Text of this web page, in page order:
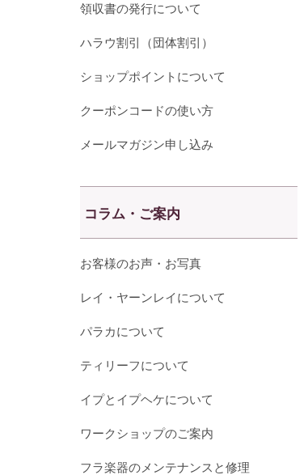
領収書の発行について
ハラウ割引（団体割引）
ショップポイントについて
クーポンコードの使い方
メールマガジン申し込み
コラム・ご案内
お客様のお声・お写真
レイ・ヤーンレイについて
パラカについて
ティリーフについて
イプとイプヘケについて
ワークショップのご案内
フラ楽器のメンテナンスと修理